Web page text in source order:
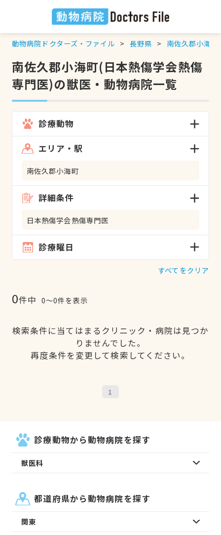
動物病院ドクターズ・ファイル 長野県 南佐久郡小海町
南佐久郡小海町(日本熱傷学会熱傷
専門医)の獣医・動物病院一覧
診療動物
エリア・駅
南佐久郡小海町
詳細条件
日本熱傷学会熱傷専門医
診療曜日
すべてをクリア
0件中 0〜0件を表示
検索条件に当てはまるクリニック・病院は見つか
りませんでした。
再度条件を変更して検索してください。
1
診療動物から動物病院を探す
獣医科
都道府県から動物病院を探す
関東